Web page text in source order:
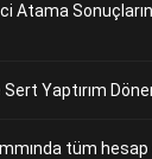
Atama
Yaptırım
tüm